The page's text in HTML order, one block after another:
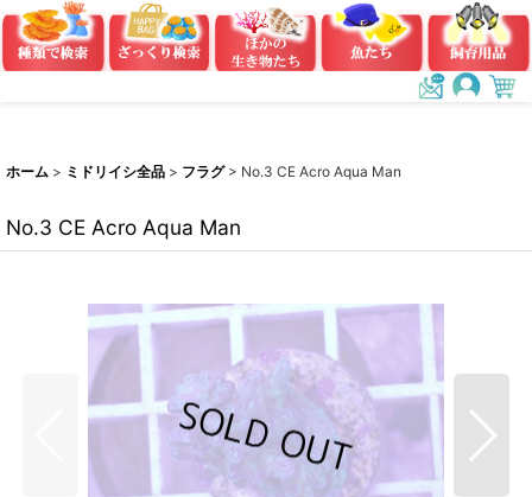
ホーム > ミドリイシ全品 > フラグ > No.3 CE Acro Aqua Man
No.3 CE Acro Aqua Man